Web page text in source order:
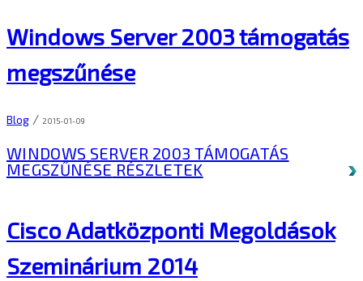
Windows Server 2003 támogatás
megszűnése
Blog / 2015-01-09
WINDOWS SERVER 2003 TÁMOGATÁS
MEGSZŰNÉSE RÉSZLETEK
Cisco Adatközponti Megoldások
Szeminárium 2014